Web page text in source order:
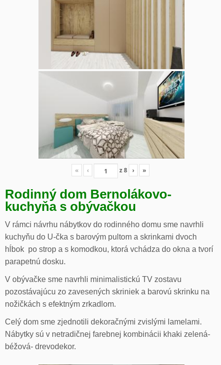
« ‹ z8 › »
Rodinný dom Bernolákovo-
kuchyňa s obývačkou
V rámci návrhu nábytkov do rodinného domu sme navrhli
kuchyňu do U-čka s barovým pultom a skrinkami dvoch
hĺbok po strop a s komodkou, ktorá vchádza do okna a tvorí
parapetnú dosku.
V obývačke sme navrhli minimalistickú TV zostavu
pozostávajúcu zo zavesených skriniek a barovú skrinku na
nožičkách s efektným zrkadlom.
Celý dom sme zjednotili dekoračnými zvislými lamelami.
Nábytky sú v netradičnej farebnej kombinácii khaki zelená-
béžová- drevodekor.